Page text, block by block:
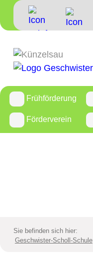
Frühförderung
Förderverein
Sie befinden sich hier:
Geschwister-Scholl-Schule